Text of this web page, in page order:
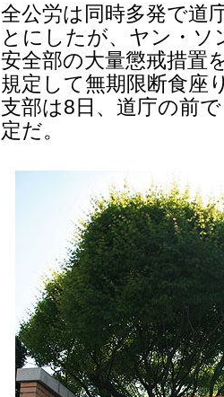
全公労は同時多発で道
とにしたが、ヤン・ソ
安全部の大量懲戒措置
規定して無期限断食座
支部は8日、道庁の前
定だ。